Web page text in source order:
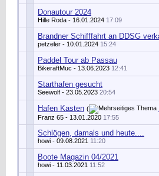
Donautour 2024
Hille Roda - 16.01.2024 17:09
Brandner Schifffahrt an DDSG
petzeler - 10.01.2024 15:24
Paddel Tour ab Passau
BikeraftMuc - 13.06.2023 12:41
Starthafen gesucht
Seewolf - 23.05.2023 20:54
Hafen Kasten (
Franz 65 - 13.01.2020 17:55
Schlögen, damals und heute....
howi - 09.08.2021 11:20
Boote Magazin 04/2021
howi - 11.03.2021 11:52